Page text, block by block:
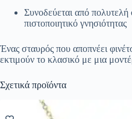
Συνοδεύεται από
πιστοποιητικό γνησιότητας
Ένας σταυρός που αποπνέει
εκτιμούν το κλασικό με μια
Σχετικά προϊόντα